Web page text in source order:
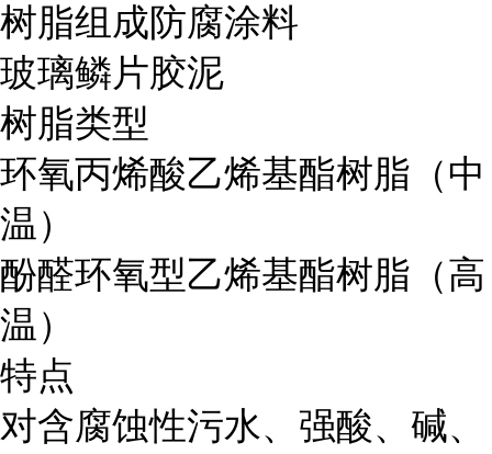
树脂组成防腐涂料
玻璃鳞片胶泥
树脂类型
环氧丙烯酸乙烯基酯树脂（中
温）
酚醛环氧型乙烯基酯树脂（高
温）
特点
对含腐蚀性污水、强酸、碱、